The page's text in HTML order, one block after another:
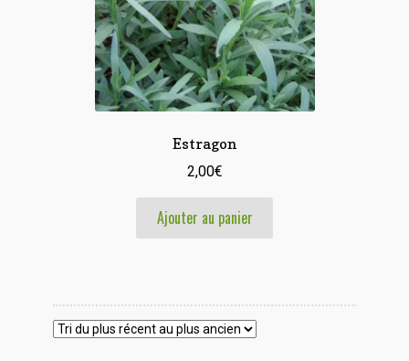
Estragon
2,00€
Ajouter au panier